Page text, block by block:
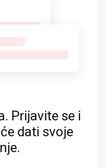
Prijavite se i
dati svoje